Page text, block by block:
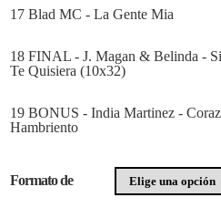
17 Blad MC - La Gente Mia
18 FINAL - J. Magan & Belinda -
Te Quisiera (10x32)
19 BONUS - India Martinez -
Hambriento
Formato de